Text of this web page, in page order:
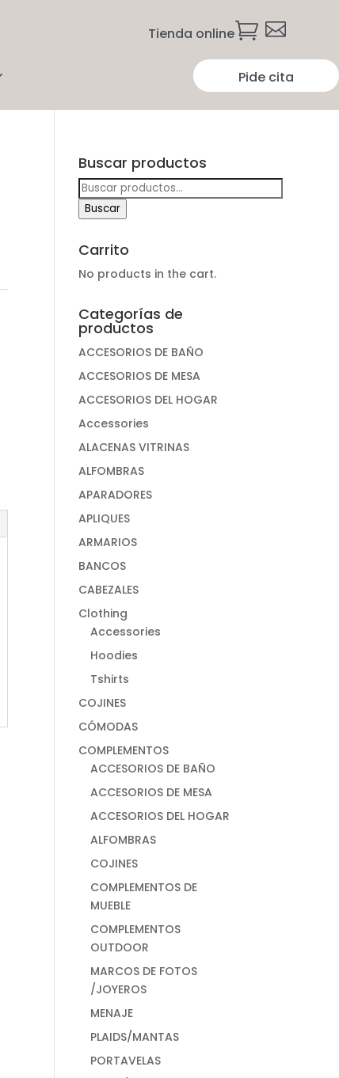
Tienda online 
Pide cita
Buscar productos
Buscar
por:
Buscar
Carrito
No products in the cart.
Categorías de
productos
ACCESORIOS DE BAÑO
ACCESORIOS DE MESA
ACCESORIOS DEL HOGAR
Accessories
ALACENAS VITRINAS
ALFOMBRAS
APARADORES
APLIQUES
ARMARIOS
BANCOS
CABEZALES
Clothing
Accessories
Hoodies
Tshirts
COJINES
CÓMODAS
COMPLEMENTOS
ACCESORIOS DE BAÑO
ACCESORIOS DE MESA
ACCESORIOS DEL HOGAR
ALFOMBRAS
COJINES
COMPLEMENTOS DE
MUEBLE
COMPLEMENTOS
OUTDOOR
MARCOS DE FOTOS
/JOYEROS
MENAJE
PLAIDS/MANTAS
PORTAVELAS